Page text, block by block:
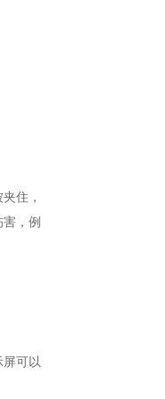
住，
，例
可以